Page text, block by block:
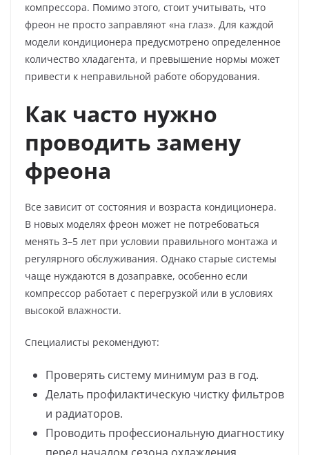
компрессора. Помимо этого, стоит учитывать, что
фреон не просто заправляют «на глаз». Для каждой
модели кондиционера предусмотрено определенное
количество хладагента, и превышение нормы может
привести к неправильной работе оборудования.
Как часто нужно
проводить замену
фреона
Все зависит от состояния и возраста кондиционера.
В новых моделях фреон может не потребоваться
менять 3–5 лет при условии правильного монтажа и
регулярного обслуживания. Однако старые системы
чаще нуждаются в дозаправке, особенно если
компрессор работает с перегрузкой или в условиях
высокой влажности.
Специалисты рекомендуют:
Проверять систему минимум раз в год.
Делать профилактическую чистку фильтров
и радиаторов.
Проводить профессиональную диагностику